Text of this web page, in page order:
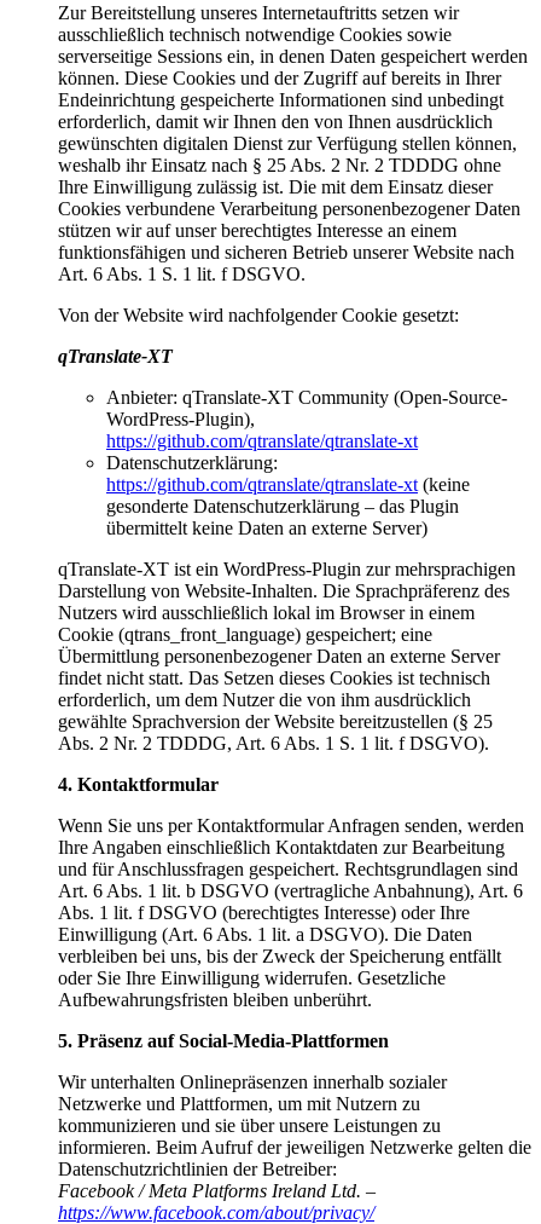
Zur Bereitstellung unseres Internetauftritts setzen wir
ausschließlich technisch notwendige Cookies sowie
serverseitige Sessions ein, in denen Daten gespeichert werden
können. Diese Cookies und der Zugriff auf bereits in Ihrer
Endeinrichtung gespeicherte Informationen sind unbedingt
erforderlich, damit wir Ihnen den von Ihnen ausdrücklich
gewünschten digitalen Dienst zur Verfügung stellen können,
weshalb ihr Einsatz nach § 25 Abs. 2 Nr. 2 TDDDG ohne
Ihre Einwilligung zulässig ist. Die mit dem Einsatz dieser
Cookies verbundene Verarbeitung personenbezogener Daten
stützen wir auf unser berechtigtes Interesse an einem
funktionsfähigen und sicheren Betrieb unserer Website nach
Art. 6 Abs. 1 S. 1 lit. f DSGVO.
Von der Website wird nachfolgender Cookie gesetzt:
qTranslate-XT
Anbieter: qTranslate-XT Community (Open-Source-
WordPress-Plugin),
https://github.com/qtranslate/qtranslate-xt
Datenschutzerklärung:
https://github.com/qtranslate/qtranslate-xt (keine
gesonderte Datenschutzerklärung – das Plugin
übermittelt keine Daten an externe Server)
qTranslate-XT ist ein WordPress-Plugin zur mehrsprachigen
Darstellung von Website-Inhalten. Die Sprachpräferenz des
Nutzers wird ausschließlich lokal im Browser in einem
Cookie (qtrans_front_language) gespeichert; eine
Übermittlung personenbezogener Daten an externe Server
findet nicht statt. Das Setzen dieses Cookies ist technisch
erforderlich, um dem Nutzer die von ihm ausdrücklich
gewählte Sprachversion der Website bereitzustellen (§ 25
Abs. 2 Nr. 2 TDDDG, Art. 6 Abs. 1 S. 1 lit. f DSGVO).
4. Kontaktformular
Wenn Sie uns per Kontaktformular Anfragen senden, werden
Ihre Angaben einschließlich Kontaktdaten zur Bearbeitung
und für Anschlussfragen gespeichert. Rechtsgrundlagen sind
Art. 6 Abs. 1 lit. b DSGVO (vertragliche Anbahnung), Art. 6
Abs. 1 lit. f DSGVO (berechtigtes Interesse) oder Ihre
Einwilligung (Art. 6 Abs. 1 lit. a DSGVO). Die Daten
verbleiben bei uns, bis der Zweck der Speicherung entfällt
oder Sie Ihre Einwilligung widerrufen. Gesetzliche
Aufbewahrungsfristen bleiben unberührt.
5. Präsenz auf Social-Media-Plattformen
Wir unterhalten Onlinepräsenzen innerhalb sozialer
Netzwerke und Plattformen, um mit Nutzern zu
kommunizieren und sie über unsere Leistungen zu
informieren. Beim Aufruf der jeweiligen Netzwerke gelten die
Datenschutzrichtlinien der Betreiber:
Facebook / Meta Platforms Ireland Ltd. –
https://www.facebook.com/about/privacy/